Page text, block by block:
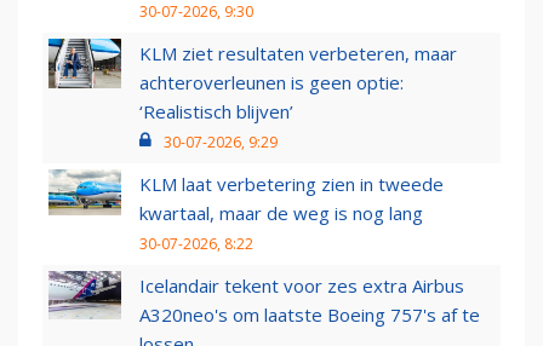
30-07-2026, 9:30
KLM ziet resultaten verbeteren, maar
achteroverleunen is geen optie:
‘Realistisch blijven’
30-07-2026, 9:29
KLM laat verbetering zien in tweede
kwartaal, maar de weg is nog lang
30-07-2026, 8:22
Icelandair tekent voor zes extra Airbus
A320neo's om laatste Boeing 757's af te